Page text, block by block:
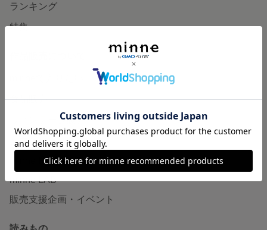
ランキング
特集
食品販売
ヴィンテージ販売
ダウンロード販売
minne PLUS
minne LAB
販売支援企画・イベント